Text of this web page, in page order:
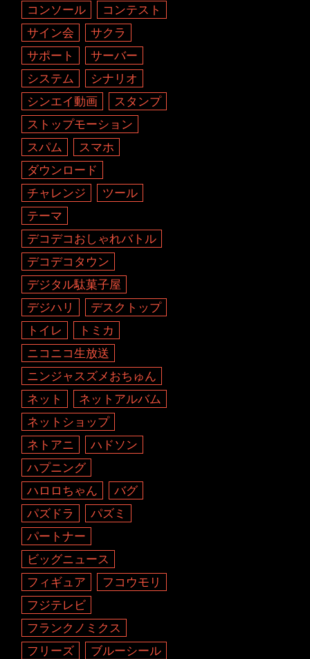
コンソール
コンテスト
サイン会
サクラ
サポート
サーバー
システム
シナリオ
シンエイ動画
スタンプ
ストップモーション
スパム
スマホ
ダウンロード
チャレンジ
ツール
テーマ
デコデコおしゃれバトル
デコデコタウン
デジタル駄菓子屋
デジハリ
デスクトップ
トイレ
トミカ
ニコニコ生放送
ニンジャスズメおちゅん
ネット
ネットアルバム
ネットショップ
ネトアニ
ハドソン
ハプニング
ハロロちゃん
バグ
パズドラ
パズミ
パートナー
ビッグニュース
フィギュア
フコウモリ
フジテレビ
フランクノミクス
フリーズ
ブルーシール